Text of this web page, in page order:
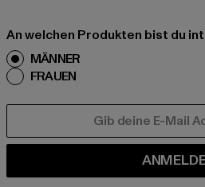
An welchen Produkten bist du
MÄNNER
FRAUEN